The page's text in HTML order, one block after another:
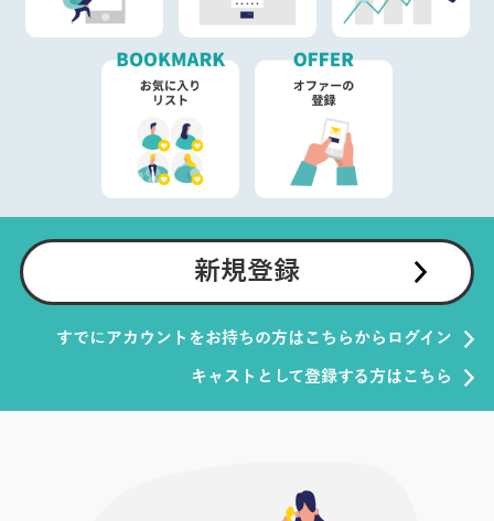
新規登録
すでにアカウントをお持ちの方はこちらからログイン
キャストとして登録する方はこちら